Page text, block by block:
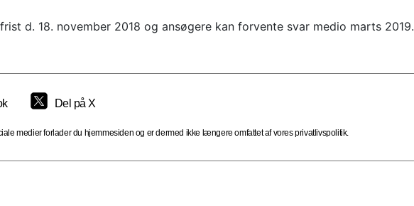
d. 18. november 2018 og ansøgere kan forvente svar medio marts 2019.
Del på X
medier forlader du hjemmesiden og er dermed ikke længere omfattet af vores privatlivspolitik.